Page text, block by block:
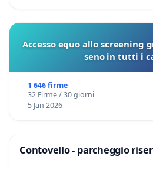
Accesso equo allo screening
seno in tutti i
1 646 firme
32 Firme / 30 giorni
5 Jan 2026
Contovello - parcheggio